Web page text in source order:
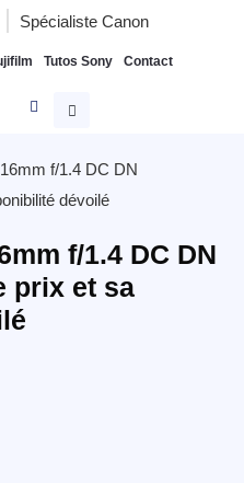
Spécialiste Canon
Tutos Sony Contact
f/1.4 DC DN
dévoilé
f/1.4 DC DN
prix et sa